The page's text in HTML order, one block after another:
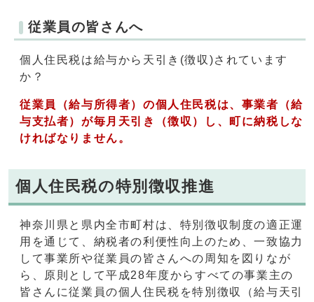
従業員の皆さんへ
個人住民税は給与から天引き(徴収)されています
か？
従業員（給与所得者）の個人住民税は、事業者（給
与支払者）が毎月天引き（徴収）し、町に納税しな
ければなりません。
個人住民税の特別徴収推進
神奈川県と県内全市町村は、特別徴収制度の適正運
用を通じて、納税者の利便性向上のため、一致協力
して事業所や従業員の皆さんへの周知を図りなが
ら、原則として平成28年度からすべての事業主の
皆さんに従業員の個人住民税を特別徴収（給与天引